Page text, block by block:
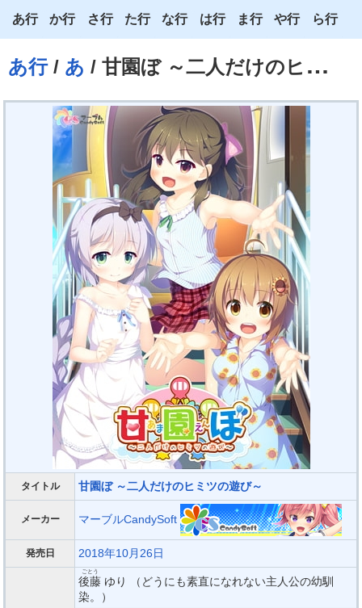
あ行/ あ / 甘園ぼ ～二人だけのヒミツの遊び～
あ行
い
か行
き
く
け
こ
さ行
し
す
そ
た行
ち
つ
て
と
な行
ぬ
ね
の
は行
ひ
ふ
へ
ほ
ま行
み
む
め
も
や行
ゆ
よ
わ
ら行
り
タイトル 甘園ぼ ～二人だけのヒミツの遊び～
メーカー マーブルCandySoft
発売日 2018年10月26日
後藤
ごとう
ゆり （どうにも素直になれない主人公の幼馴
染。）